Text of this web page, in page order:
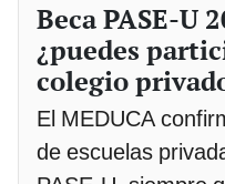
Beca PASE-U
¿puedes
colegio
El MEDUCA
de escuelas